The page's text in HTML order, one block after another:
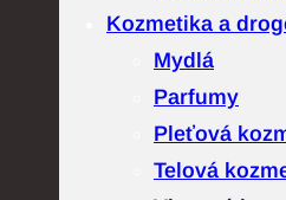
Kozmetika a
Mydlá
Parfumy
Pleťová
Telová